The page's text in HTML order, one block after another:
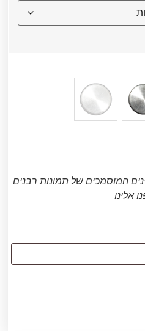
המוסמכים של תמונות רבנים
אלינו